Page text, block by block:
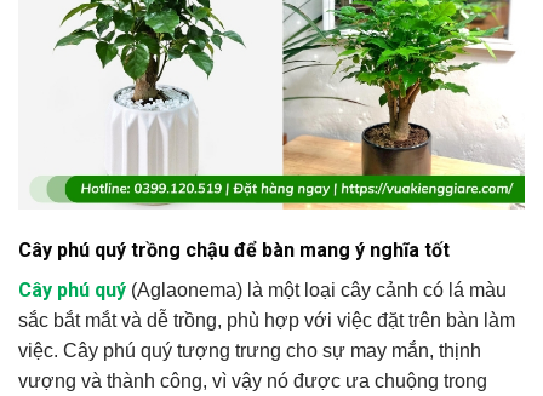
Cây phú quý trồng chậu để bàn mang ý nghĩa tốt
Cây phú quý (Aglaonema) là một loại cây cảnh có lá màu
sắc bắt mắt và dễ trồng, phù hợp với việc đặt trên bàn làm
việc. Cây phú quý tượng trưng cho sự may mắn, thịnh
vượng và thành công, vì vậy nó được ưa chuộng trong